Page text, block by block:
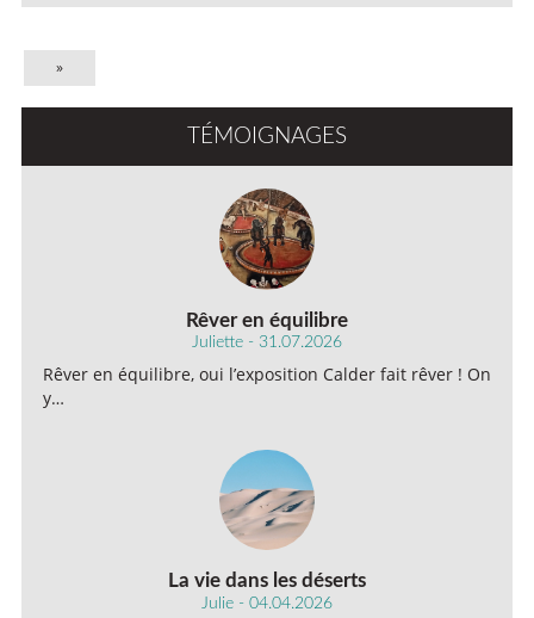
»
TÉMOIGNAGES
Rêver en équilibre
Juliette - 31.07.2026
Rêver en équilibre, oui l’exposition Calder fait rêver ! On
y…
La vie dans les déserts
Julie - 04.04.2026